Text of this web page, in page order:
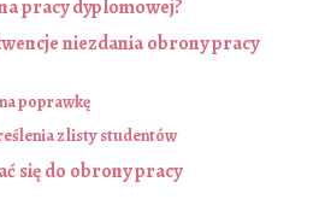
pracy dyplomowej?
niezdania obrony pracy
poprawkę
z listy studentów
się do obrony pracy